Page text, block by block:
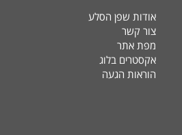
אודות שפן הסלע
צור קשר
מפת אתר
אקסטרים בלוג
הוראות הגעה